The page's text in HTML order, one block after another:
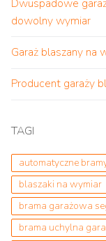
Dwuspadowe
dowolny wymiar
Garaż blaszany na
Producent garaży
TAGI
automatyczne
blaszaki na wymiar
brama garażowa
brama uchylna